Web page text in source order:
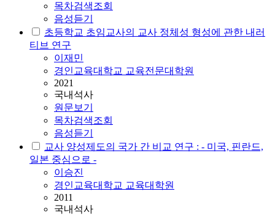
목차검색조회
음성듣기
초등학교 초임교사의 교사 정체성 형성에 관한 내러
티브 연구
이재민
경인교육대학교 교육전문대학원
2021
국내석사
원문보기
목차검색조회
음성듣기
교사 양성제도의 국가 간 비교 연구 : - 미국, 핀란드,
일본 중심으로 -
이승진
경인교육대학교 교육대학원
2011
국내석사